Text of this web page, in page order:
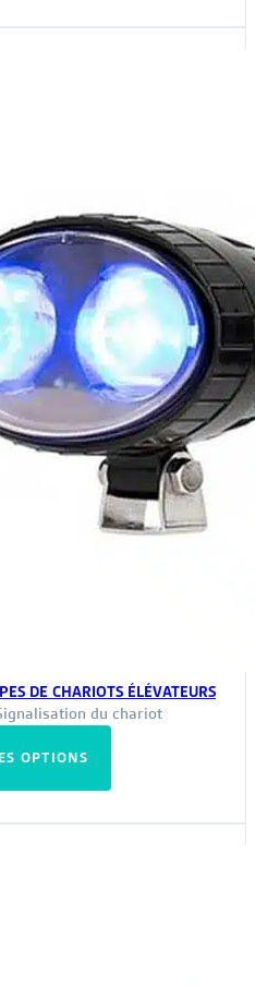
DE CHARIOTS ÉLÉVATEURS
du chariot
OPTIONS
a
plusieurs